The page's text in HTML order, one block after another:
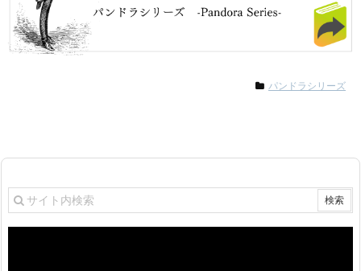
パンドラシリーズ